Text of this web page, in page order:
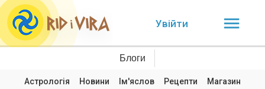
Увійти
Блоги
Астрологія Новини Ім'яслов Рецепти Магазин